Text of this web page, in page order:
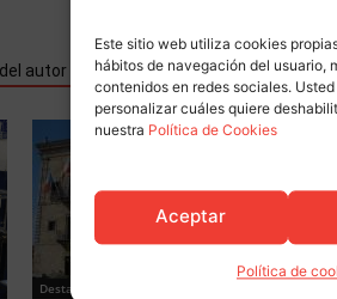
Este sitio web utiliza cookies
hábitos de navegación del usuario,
contenidos en redes sociales.
personalizar cuáles quiere
nuestra Política de Cookies
Aceptar
Política de
autor
Destacados